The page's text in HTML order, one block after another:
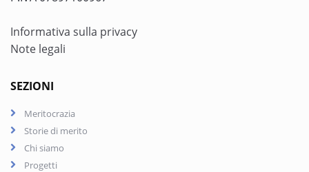
Informativa sulla privacy
Note legali
SEZIONI
Meritocrazia
Storie di merito
Chi siamo
Progetti